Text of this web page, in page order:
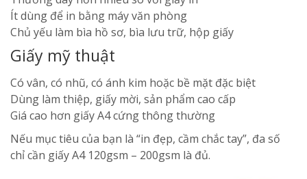
Ít dùng để in bằng máy văn phòng
Chủ yếu làm bìa hồ sơ, bìa lưu trữ, hộp giấy
Giấy mỹ thuật
Có vân, có nhũ, có ánh kim hoặc bề mặt đặc biệt
Dùng làm thiệp, giấy mời, sản phẩm cao cấp
Giá cao hơn giấy A4 cứng thông thường
Nếu mục tiêu của bạn là “in đẹp, cầm chắc tay”, đa số
chỉ cần giấy A4 120gsm – 200gsm là đủ.